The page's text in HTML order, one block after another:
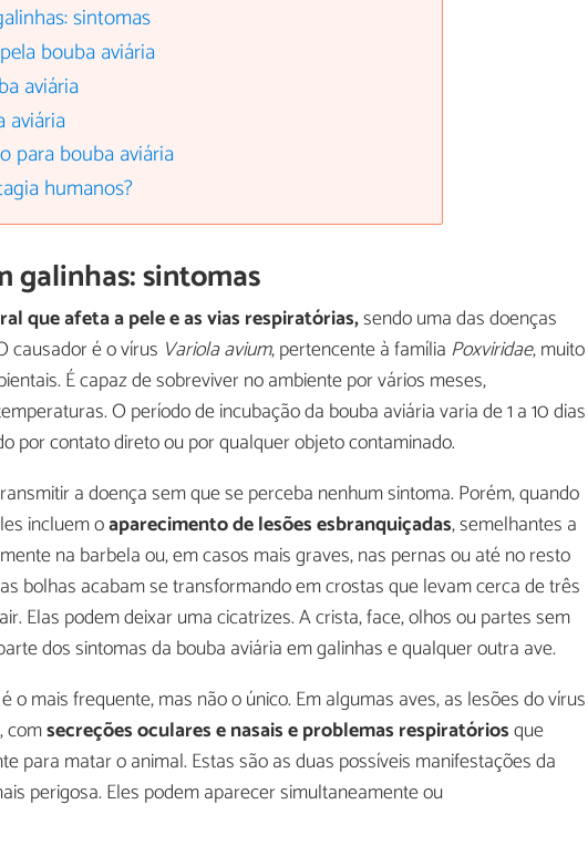
sintomas
bouba aviária
aviária
aviária
para bouba aviária
humanos?
galinhas: sintomas
que afeta a pele e as vias respiratórias,sendo uma das doenças
causador é o vírus Variola avium, pertencente à família Poxviridae, muito
É capaz de sobreviver no ambiente por vários meses,
O período de incubação da bouba aviária varia de 1 a 10 dias
por contato direto ou por qualquer objeto contaminado.
a doença sem que se perceba nenhum sintoma. Porém, quando
incluem oaparecimento de lesões esbranquiçadas, semelhantes a
na barbela ou, em casos mais graves, nas pernas ou até no resto
bolhas acabam se transformando em crostas que levam cerca de três
Elas podem deixar uma cicatrizes. A crista, face, olhos ou partes sem
dos sintomas da bouba aviária em galinhas e qualquer outra ave.
o mais frequente, mas não o único. Em algumas aves, as lesões do vírus
comsecreções oculares e nasais e problemas respiratóriosque
para matar o animal. Estas são as duas possíveis manifestações da
perigosa. Eles podem aparecer simultaneamente ou